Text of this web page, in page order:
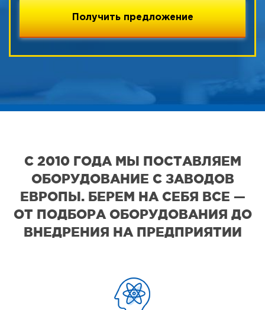
С 2010 ГОДА МЫ ПОСТАВЛЯЕМ
ОБОРУДОВАНИЕ С ЗАВОДОВ
ЕВРОПЫ. БЕРЕМ НА СЕБЯ ВСЕ —
ОТ ПОДБОРА ОБОРУДОВАНИЯ ДО
ВНЕДРЕНИЯ НА ПРЕДПРИЯТИИ